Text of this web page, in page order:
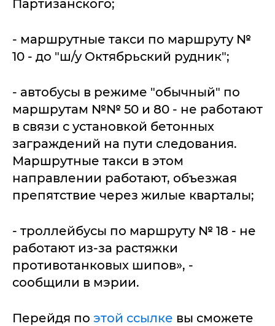
Партизанского;
- маршрутные такси по маршруту №
10 - до "ш/у Октябрьский рудник";
- автобусы в режиме "обычный" по
маршрутам №№ 50 и 80 - не работают
в связи с установкой бетонных
заграждений на пути следования.
Маршрутные такси в этом
направлении работают, объезжая
препятствие через жилые кварталы;
- троллейбусы по маршруту № 18 - не
работают из-за растяжки
противотанковых шипов», -
сообщили в мэрии.
Перейдя по этой ссылке вы сможете